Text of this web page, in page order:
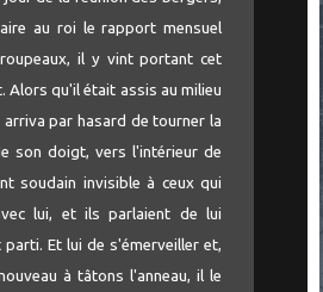
au roi le rapport mensuel
il y vint portant cet
Alors qu'il était assis au milieu
par hasard de tourner la
son doigt, vers l'intérieur de
soudain invisible à ceux qui
lui, et ils parlaient de lui
Et lui de s'émerveiller et,
à tâtons l'anneau, il le